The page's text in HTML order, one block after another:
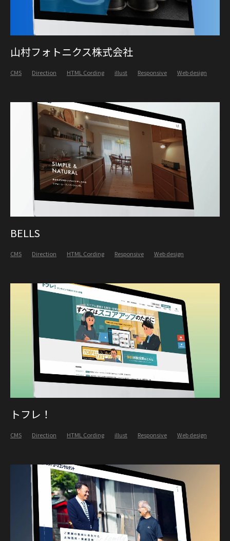
山村フォトニクス株式会社
CMS Direction HTML Cording illust Responsive Web design
BELLS
CMS Direction HTML Cording Responsive Web design
トフレ！
CMS Direction HTML Cording illust Responsive Web design